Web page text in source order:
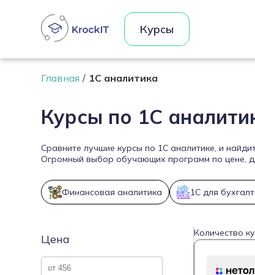
Курсы
Главная 1С аналитика
Курсы по 1С
Сравните лучшие курсы по 1С аналитике, и
Огромный выбор обучающих программ по цене,
Финансовая аналитика 1С для
Цена Количество